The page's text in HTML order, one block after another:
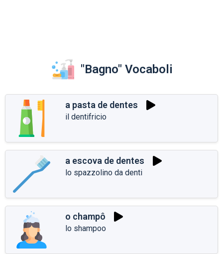
"Bagno" Vocaboli
a pasta de dentes
il dentifricio
a escova de dentes
lo spazzolino da denti
o champô
lo shampoo